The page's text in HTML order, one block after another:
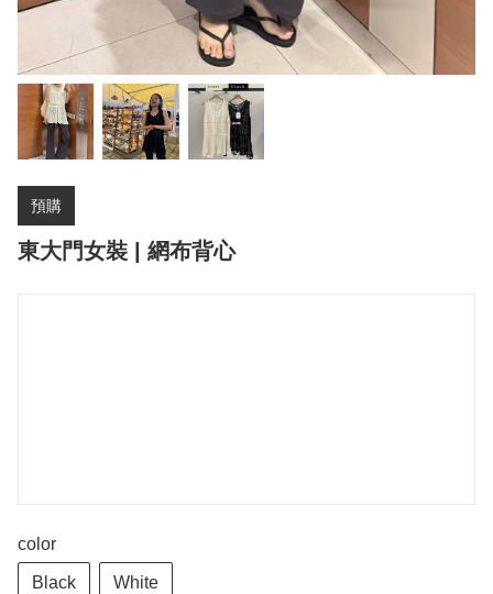
預購
東大門女裝 | 網布背心
color
Black White